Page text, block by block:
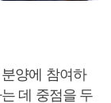
양에 참여하
데 중점을 두